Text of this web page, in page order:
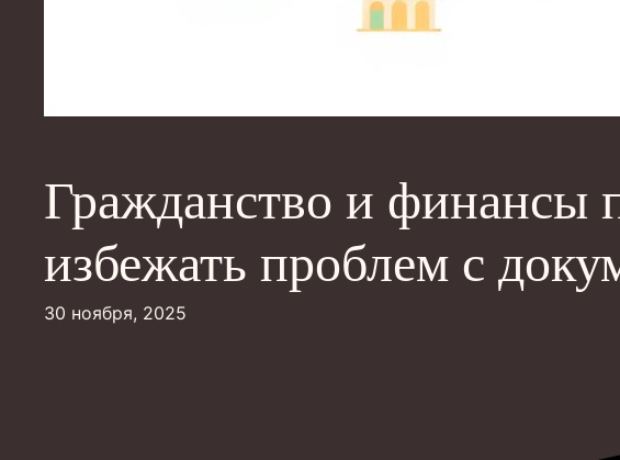
Гражданство и финансы
избежать проблем с
30 ноября, 2025